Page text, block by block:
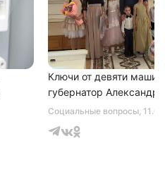
Социальные вопросы,
Ключи от девяти машин
губернатор Александр